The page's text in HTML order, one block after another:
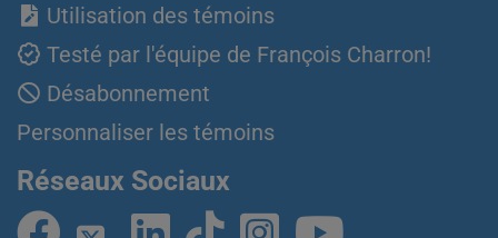
Utilisation des témoins
Testé par l'équipe de François Charron!
Désabonnement
Personnaliser les témoins
Réseaux Sociaux